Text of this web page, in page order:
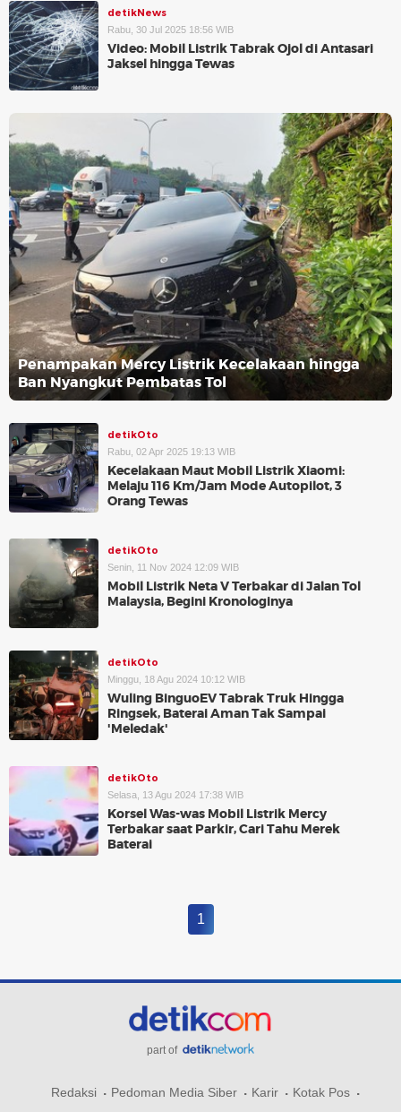
detikNews
Rabu, 30 Jul 2025 18:56 WIB
Video: Mobil Listrik Tabrak Ojol di Antasari
Jaksel hingga Tewas
Penampakan Mercy Listrik Kecelakaan hingga
Ban Nyangkut Pembatas Tol
detikOto
Rabu, 02 Apr 2025 19:13 WIB
Kecelakaan Maut Mobil Listrik Xiaomi:
Melaju 116 Km/Jam Mode Autopilot, 3
Orang Tewas
detikOto
Senin, 11 Nov 2024 12:09 WIB
Mobil Listrik Neta V Terbakar di Jalan Tol
Malaysia, Begini Kronologinya
detikOto
Minggu, 18 Agu 2024 10:12 WIB
Wuling BinguoEV Tabrak Truk Hingga
Ringsek, Baterai Aman Tak Sampai
'Meledak'
detikOto
Selasa, 13 Agu 2024 17:38 WIB
Korsel Was-was Mobil Listrik Mercy
Terbakar saat Parkir, Cari Tahu Merek
Baterai
1
part of
Redaksi Pedoman Media Siber Karir
Kotak Pos